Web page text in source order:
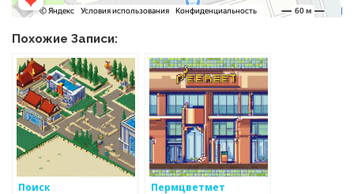
Похожие Записи:
Поиск Пермцветмет